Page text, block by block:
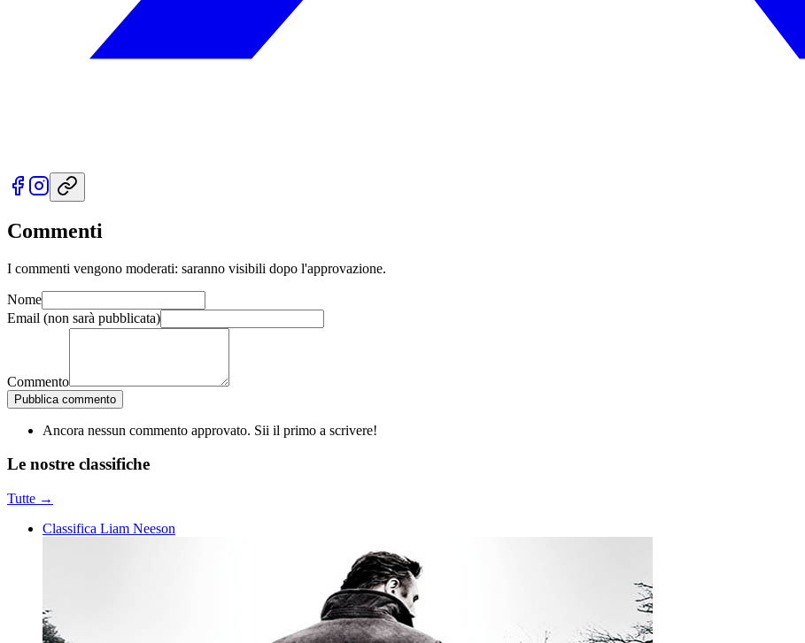
Commenti
I commenti vengono moderati: saranno visibili dopo l'approvazione.
Nome
Email (non sarà pubblicata)
Commento
Pubblica commento
Ancora nessun commento approvato. Sii il primo a scrivere!
Le nostre classifiche
Tutte →
Classifica Liam Neeson